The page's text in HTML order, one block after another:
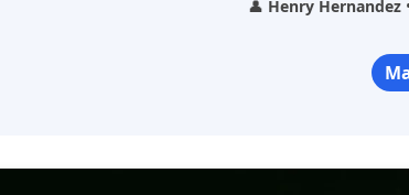
👤 Henry Hernandez